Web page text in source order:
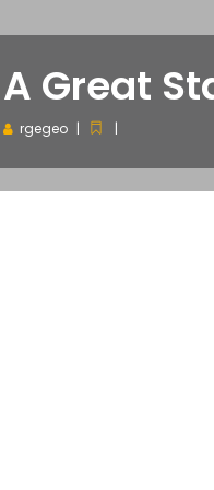
A Great
rgegeo